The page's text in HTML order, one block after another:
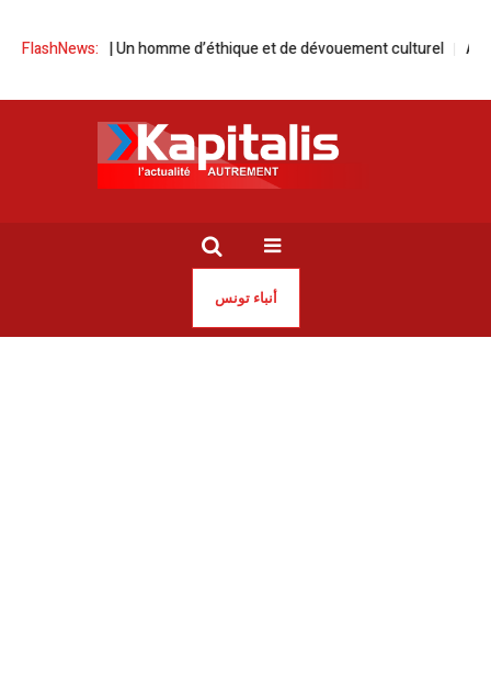
FlashNews:| Un homme d’éthique et de dévouement culturel
أنباء تونس